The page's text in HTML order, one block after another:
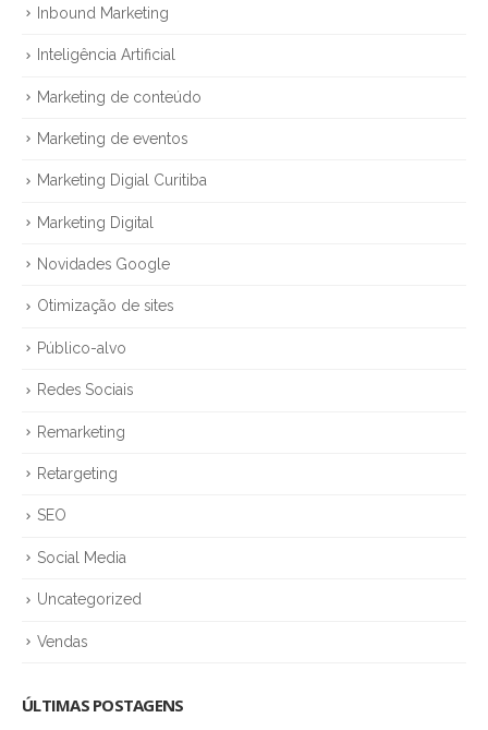
Inbound Marketing
Inteligência Artificial
Marketing de conteúdo
Marketing de eventos
Marketing Digial Curitiba
Marketing Digital
Novidades Google
Otimização de sites
Público-alvo
Redes Sociais
Remarketing
Retargeting
SEO
Social Media
Uncategorized
Vendas
ÚLTIMAS POSTAGENS